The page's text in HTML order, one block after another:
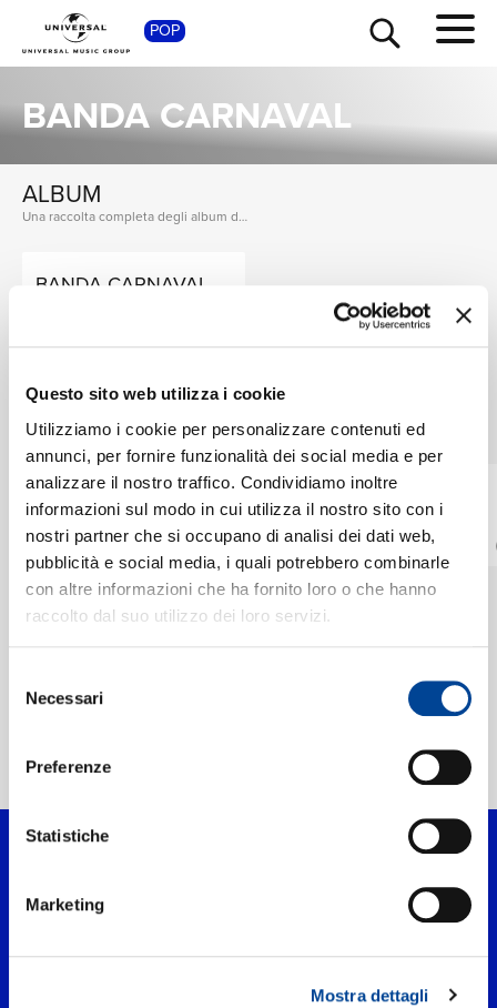
Questo sito web utilizza i cookie
Utilizziamo i cookie per personalizzare contenuti ed
annunci, per fornire funzionalità dei social media e per
analizzare il nostro traffico. Condividiamo inoltre
informazioni sul modo in cui utilizza il nostro sito con i
nostri partner che si occupano di analisi dei dati web,
pubblicità e social media, i quali potrebbero combinarle
con altre informazioni che ha fornito loro o che hanno
raccolto dal suo utilizzo dei loro servizi.
delNecessari
Preferenze
Statistiche
Marketing
Mostra dettagli
POP
BANDA CARNAVAL
ALBUM
Una raccolta completa degli album di Banda Carnaval, dalle prime produzioni ai successi più recenti.
BANDA CARNAVAL
SINGOLI
I singoli più rappresentativi di Banda Carnaval, tra successi storici e nuove uscite. VEDI TUTTI
CALIBRE 50, BANDA
CARNAVAL
Vuela Alto
DOLBY ATMOS
Digitale
CALIBRE 50, BANDA
CARNAVAL
Los Consentidos De
Don Chuy
Digitale
Home Pop Banda Carnaval
SHOP
TOUR
RICERCA
CHI SIAMO
CONTATTI
NEWSLETTER